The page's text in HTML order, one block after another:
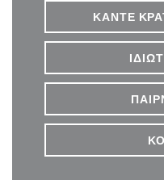
ΚΆΝΤΕ